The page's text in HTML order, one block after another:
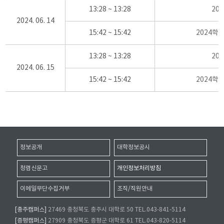
2024. 06. 14
13:28 ~ 13:28
15:42 ~ 15:42 2024학
2024. 06. 15
13:28 ~ 13:28
15:42 ~ 15:42 2024학
정보공개 대학정보공시
청렴신문고 개인정보처리방침
이메일무단수집거부 조직/직원안내
[충주캠퍼스]
27469 충청북도 충주시 대학로 50 TEL.043-841-5114
[증평캠퍼스]
27909 충청북도 증평군 대학로 61 TEL.043-820-5114